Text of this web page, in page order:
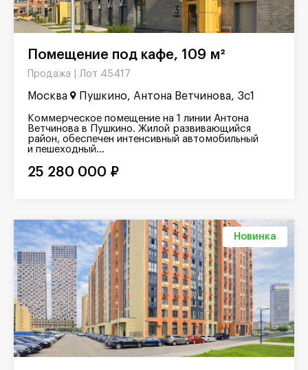
Помещение под кафе, 109 м²
Продажа | Лот 45417
Москва Пушкино, Антона Ветчинова, 3с1
Коммерческое помещение на 1 линии Антона
Ветчинова в Пушкино. Жилой развивающийся
район, обеспечен интенсивный автомобильный
и пешеходный...
25 280 000 ₽
Новинка